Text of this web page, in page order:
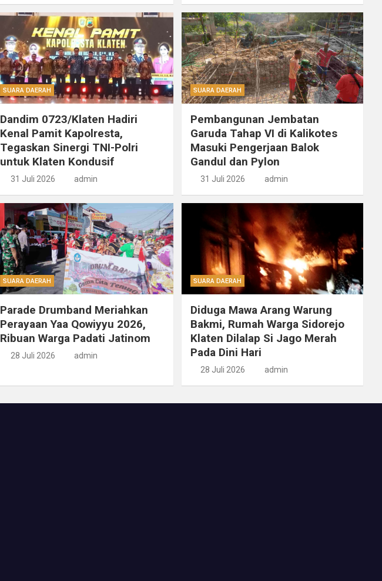
SUARA DAERAH
Dandim 0723/Klaten Hadiri
Kenal Pamit Kapolresta,
Tegaskan Sinergi TNI-Polri
untuk Klaten Kondusif
31 Juli 2026 admin
SUARA DAERAH
Pembangunan Jembatan
Garuda Tahap VI di Kalikotes
Masuki Pengerjaan Balok
Gandul dan Pylon
31 Juli 2026 admin
SUARA DAERAH
Parade Drumband Meriahkan
Perayaan Yaa Qowiyyu 2026,
Ribuan Warga Padati Jatinom
28 Juli 2026 admin
SUARA DAERAH
Diduga Mawa Arang Warung
Bakmi, Rumah Warga Sidorejo
Klaten Dilalap Si Jago Merah
Pada Dini Hari
28 Juli 2026 admin